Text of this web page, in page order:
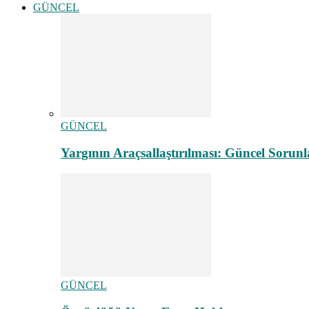
GÜNCEL
GÜNCEL
Yargının Araçsallaştırılması: Güncel
GÜNCEL